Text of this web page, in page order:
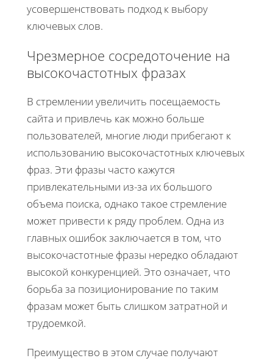
усовершенствовать подход к выбору
ключевых слов.
Чрезмерное сосредоточение на
высокочастотных фразах
В стремлении увеличить посещаемость
сайта и привлечь как можно больше
пользователей, многие люди прибегают к
использованию высокочастотных ключевых
фраз. Эти фразы часто кажутся
привлекательными из-за их большого
объема поиска, однако такое стремление
может привести к ряду проблем. Одна из
главных ошибок заключается в том, что
высокочастотные фразы нередко обладают
высокой конкуренцией. Это означает, что
борьба за позиционирование по таким
фразам может быть слишком затратной и
трудоемкой.
Преимущество в этом случае получают